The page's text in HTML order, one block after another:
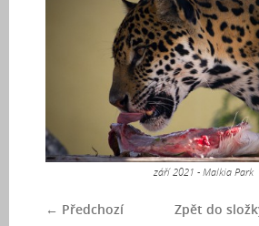
září 2021 - Malkia Park
← Předchozí Zpět do